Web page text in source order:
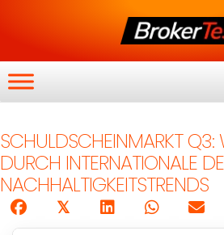
SCHULDSCHEINMARKT
DURCH INTERNATIONALE
NACHHALTIGKEITSTRENDS
𝕏